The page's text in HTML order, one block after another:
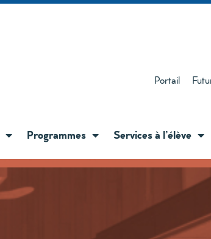
Portail
Programmes Services à l’élève